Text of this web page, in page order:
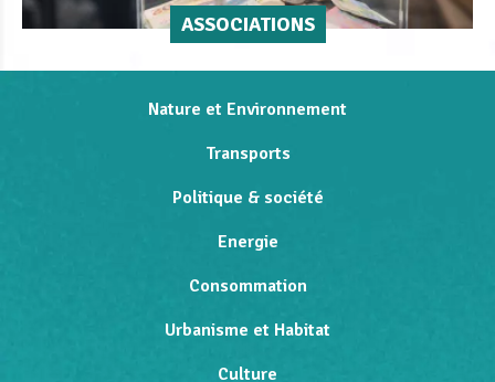
ASSOCIATIONS
Nature et Environnement
Transports
Politique & société
Energie
Consommation
Urbanisme et Habitat
Culture